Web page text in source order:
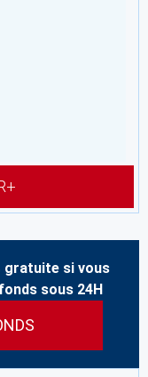
gratuite si vous
sous 24H